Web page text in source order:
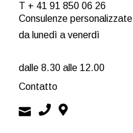
T + 41 91 850 06 26
Consulenze personalizzate
da lunedì a venerdì
dalle 8.30 alle 12.00
Contatto